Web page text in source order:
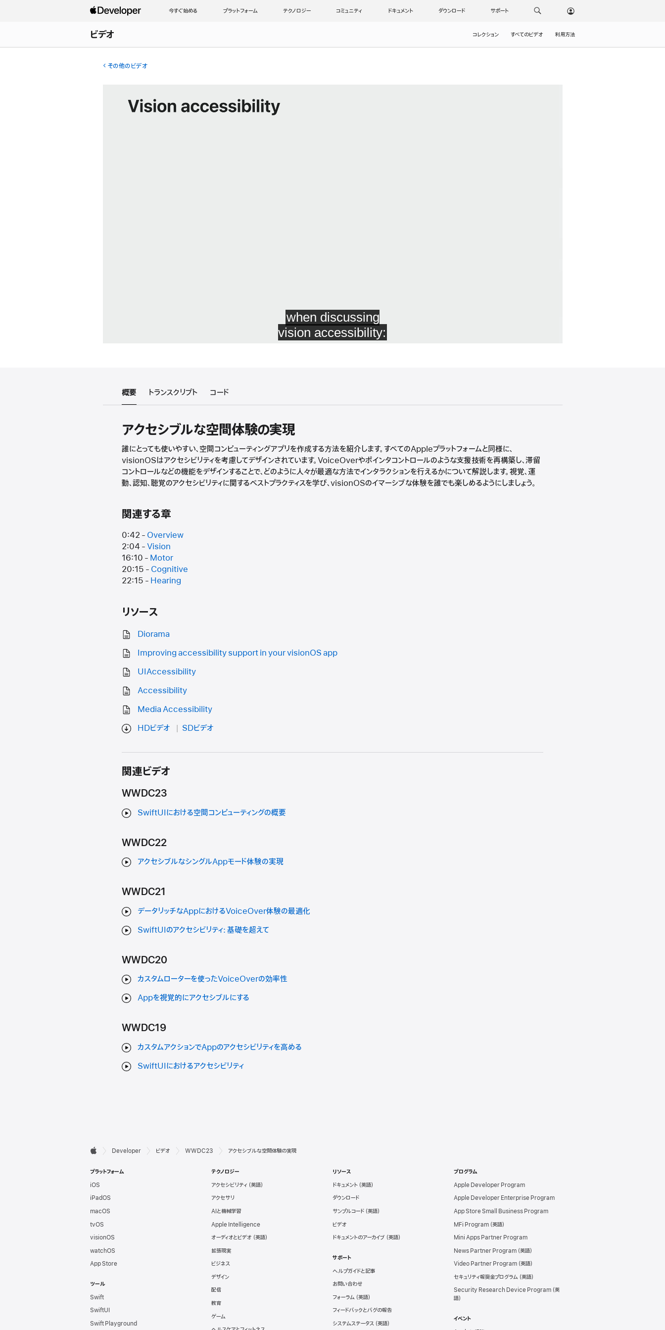
今すぐ始める プラットフォーム テクノロジー コミュニティ ドキュメント ダウンロード サポート
ビデオ コレクション すべてのビデオ 利用方法
その他のビデオ
概要 トランスクリプト コード
アクセシブルな空間体験の実現
誰にとっても使いやすい、空間コンピューティングアプリを作成する方法を紹介します。すべてのAppleプラットフォームと同様に、
visionOSはアクセシビリティを考慮してデザインされています。VoiceOverやポインタコントロールのような支援技術を再構築し、滞留
コントロールなどの機能をデザインすることで、どのように人々が最適な方法でインタラクションを行えるかについて解説します。視覚、運
動、認知、聴覚のアクセシビリティに関するベストプラクティスを学び、visionOSのイマーシブな体験を誰でも楽しめるようにしましょう。
関連する章
0:42 - Overview
2:04 -Vision
16:10 - Motor
20:15 - Cognitive
22:15 - Hearing
リソース
Diorama
Improving accessibility support in your visionOS app
UIAccessibility
Accessibility
Media Accessibility
HDビデオ
SDビデオ
関連ビデオ
WWDC23
SwiftUIにおける空間コンピューティングの概要
WWDC22
アクセシブルなシングルAppモード体験の実現
WWDC21
データリッチなAppにおけるVoiceOver体験の最適化
SwiftUIのアクセシビリティ: 基礎を超えて
WWDC20
カスタムローターを使ったVoiceOverの効率性
Appを視覚的にアクセシブルにする
WWDC19
カスタムアクションでAppのアクセシビリティを高める
SwiftUIにおけるアクセシビリティ
デ
ベ
ロ
ッ
パ
向
け
フ

Developer ビデオ WWDC23 アクセシブルな空間体験の実現
プラットフォーム
iOS
iPadOS
macOS
tvOS
visionOS
watchOS
App Store
ツール
Swift
SwiftUI
Swift Playground
テクノロジー
アクセシビリティ
アクセサリ
AIと機械学習
Apple Intelligence
オーディオとビデオ
拡張現実
ビジネス
デザイン
配信
教育
ゲーム
リソース
ドキュメント
ダウンロード
サンプルコード
ビデオ
ドキュメントのアーカイブ
サポート
ヘルプガイドと記事
お問い合わせ
フォーラム
フィードバックとバグの報告
システムステータス
プログラム
Apple Developer Program
Apple Developer Enterprise Program
App Store Small Business Program
MFi Program
Mini Apps Partner Program
News Partner Program
Video Partner Program
セキュリティ報奨金プログラム
Security Research Device Program
イベント